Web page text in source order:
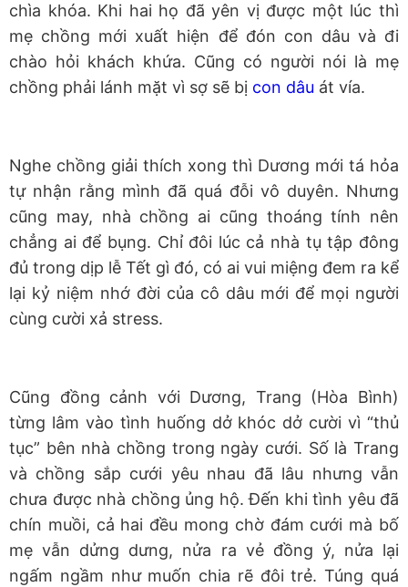
chìa khóa. Khi hai họ đã yên vị được một lúc thì
mẹ chồng mới xuất hiện để đón con dâu và đi
chào hỏi khách khứa. Cũng có người nói là mẹ
chồng phải lánh mặt vì sợ sẽ bị con dâu át vía.
Nghe chồng giải thích xong thì Dương mới tá hỏa
tự nhận rằng mình đã quá đỗi vô duyên. Nhưng
cũng may, nhà chồng ai cũng thoáng tính nên
chẳng ai để bụng. Chỉ đôi lúc cả nhà tụ tập đông
đủ trong dịp lễ Tết gì đó, có ai vui miệng đem ra kể
lại kỷ niệm nhớ đời của cô dâu mới để mọi người
cùng cười xả stress.
Cũng đồng cảnh với Dương, Trang (Hòa Bình)
từng lâm vào tình huống dở khóc dở cười vì “thủ
tục” bên nhà chồng trong ngày cưới. Số là Trang
và chồng sắp cưới yêu nhau đã lâu nhưng vẫn
chưa được nhà chồng ủng hộ. Đến khi tình yêu đã
chín muồi, cả hai đều mong chờ đám cưới mà bố
mẹ vẫn dửng dưng, nửa ra vẻ đồng ý, nửa lại
ngấm ngầm như muốn chia rẽ đôi trẻ. Túng quá